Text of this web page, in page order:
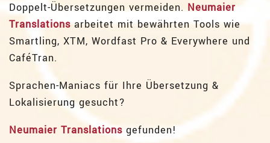
Doppelt-Übersetzungen vermeiden. Neumaier
Translationsarbeitet mit bewährten Tools wie
Smartling, XTM, Wordfast Pro & Everywhere und
CaféTran.
Sprachen-Maniacs für Ihre Übersetzung &
Lokalisierung gesucht?
Neumaier Translations gefunden!